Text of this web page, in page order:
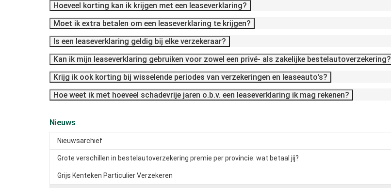
Hoeveel korting kan ik krijgen met een leaseverklaring?
Moet ik extra betalen om een leaseverklaring te krijgen?
Is een leaseverklaring geldig bij elke verzekeraar?
Kan ik mijn leaseverklaring gebruiken voor zowel een privé- als zakelijke bestelautoverzekering?
Krijg ik ook korting bij wisselende periodes van verzekeringen en leaseauto's?
Hoe weet ik met hoeveel schadevrije jaren o.b.v. een leaseverklaring ik mag rekenen?
Nieuws
Nieuwsarchief
Grote verschillen in bestelautoverzekering premie per provincie: wat betaal jij?
Grijs Kenteken Particulier Verzekeren